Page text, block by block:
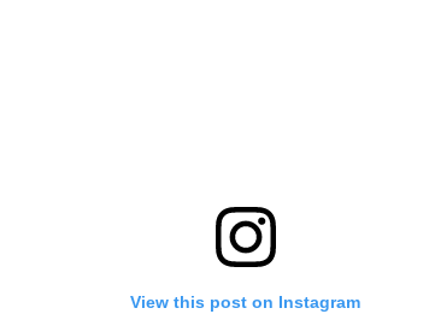
View this post on Instagram